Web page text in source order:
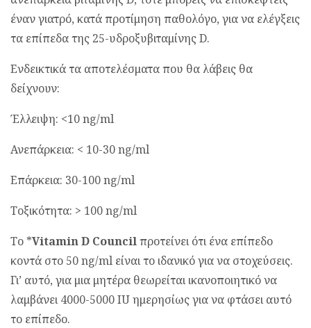
έναν γιατρό, κατά προτίμηση παθολόγο, για να ελέγξεις
τα επίπεδα της 25-υδροξυβιταμίνης D.
Ενδεικτικά τα αποτελέσματα που θα λάβεις θα
δείχνουν:
Έλλειψη: <10 ng/ml
Ανεπάρκεια: < 10-30 ng/ml
Επάρκεια: 30-100 ng/ml
Τοξικότητα: > 100 ng/ml
Το *Vitamin D Councilπροτείνει ότι ένα επίπεδο
κοντά στο 50 ng/ml είναι το ιδανικό για να στοχεύσεις.
Γι’ αυτό, για μια μητέρα θεωρείται ικανοποιητικό να
λαμβάνει 4000-5000 IU ημερησίως για να φτάσει αυτό
το επίπεδο.